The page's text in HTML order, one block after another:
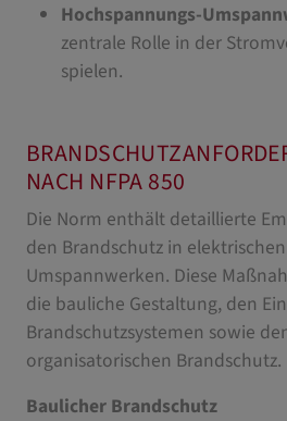
Hochspannungs-
zentrale Rolle in der
spielen.
NACH NFPA 850
Die Norm enthält detaillierte
den Brandschutz in
Umspannwerken. Diese
die bauliche Gestaltung, den
Brandschutzsystemen sowie
organisatorischen Brandschutz.
Baulicher Brandschutz